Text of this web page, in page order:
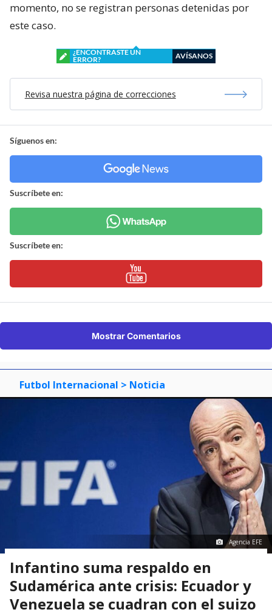
momento, no se registran personas detenidas por
este caso.
¿ENCONTRASTE UN
ERROR?
AVÍSANOS
Revisa nuestra página de correcciones
Síguenos en:
Suscríbete en:
Suscríbete en:
Mostrar Comentarios
Futbol Internacional > Noticia
Agencia EFE
Infantino suma respaldo en
Sudamérica ante crisis: Ecuador y
Venezuela se cuadran con el suizo